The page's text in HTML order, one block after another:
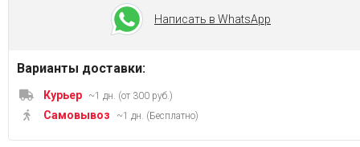
Написать в WhatsApp
Варианты доставки:
Курьер ~1 дн. (от 300 руб.)
Самовывоз ~1 дн. (Бесплатно)